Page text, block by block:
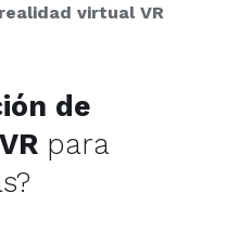
virtual VR
de
para